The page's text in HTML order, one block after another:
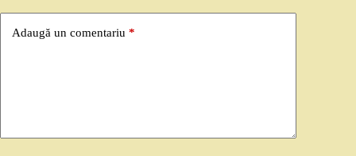
Adaugă un comentariu *